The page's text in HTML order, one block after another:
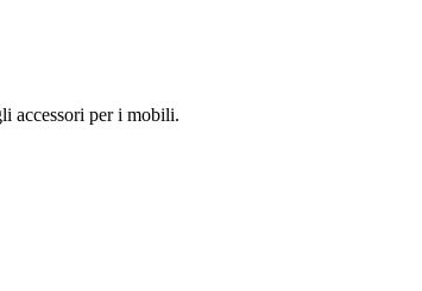
accessori per i mobili.